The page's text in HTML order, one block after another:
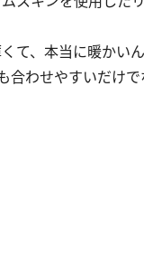
て、本当に暖かい
合わせやすいだけ